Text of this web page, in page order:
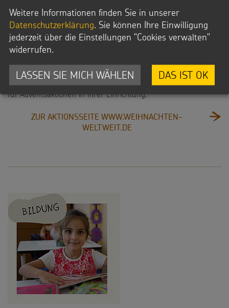
MITMACHAKTION FÜR KITAS
Weihnachten Weltweit
Endlich ist es so weit, das neue Material von Weihnachten
gehandelten Bastelmaterialien führt Sie nun das „Weltweit-
Engelchen“ durch die neuen und praxisorientierte Bausteine
für Adventsaktionen in Ihrer Einrichtung.
ZUR AKTIONSSEITE WWW.WEIHNACHTEN-
WELTWEIT.DE:
Weitere Informationen finden Sie in unserer
Datenschutzerklärung. Sie können Ihre Einwilligung
jederzeit über die Einstellungen "Cookies verwalten"
widerrufen.
LASSEN SIE MICH WÄHLEN DAS IST OK